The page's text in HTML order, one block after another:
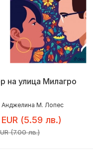
на улица Милагро
Анджелина М. Лопес
(5.59 лв.)
(7.00 лв.)